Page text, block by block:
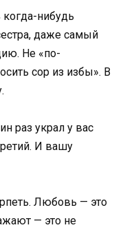
нибудь
даже самый
Не «по-
сор из избы». В
раз украл у вас
И вашу
Любовь — это
— это не